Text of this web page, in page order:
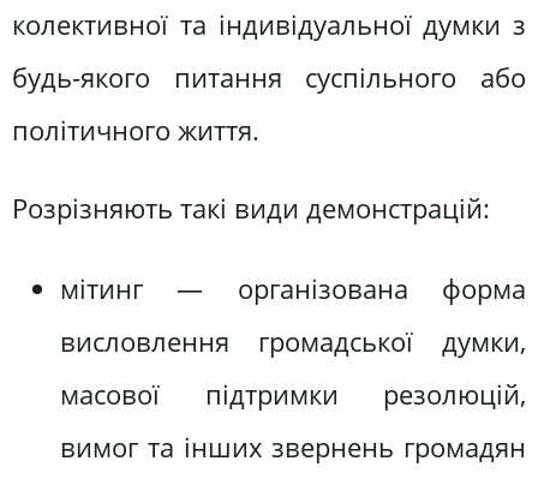
колективної та індивідуальної думки з
будь-якого питання суспільного або
політичного життя.
Розрізняють такі види демонстрацій:
мітинг — організована форма
висловлення громадської думки,
масової підтримки резолюцій,
вимог та інших звернень громадян